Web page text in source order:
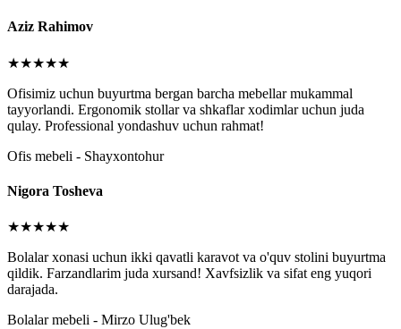
Aziz Rahimov
★★★★★
Ofisimiz uchun buyurtma bergan barcha mebellar mukammal
tayyorlandi. Ergonomik stollar va shkaflar xodimlar uchun juda
qulay. Professional yondashuv uchun rahmat!
Ofis mebeli - Shayxontohur
Nigora Tosheva
★★★★★
Bolalar xonasi uchun ikki qavatli karavot va o'quv stolini buyurtma
qildik. Farzandlarim juda xursand! Xavfsizlik va sifat eng yuqori
darajada.
Bolalar mebeli - Mirzo Ulug'bek